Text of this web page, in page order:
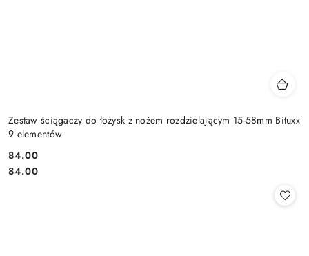
Zestaw ściągaczy do łożysk z nożem rozdzielającym 15-58mm Bituxx
9 elementów
Cena:
84.00
Cena:
84.00